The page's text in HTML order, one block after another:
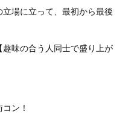
場に立って、最初から最後
味の合う人同士で盛り上が
ン！